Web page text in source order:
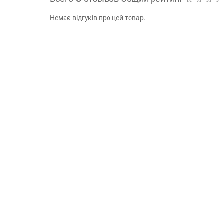
Немає відгуків про цей товар.